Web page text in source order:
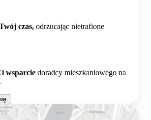
czas, odrzucając nietrafione
wsparcie doradcy mieszkaniowego na